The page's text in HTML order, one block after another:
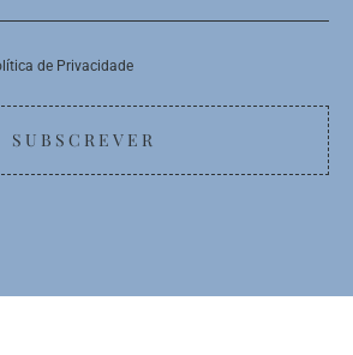
de Privacidade
SUBSCREVER